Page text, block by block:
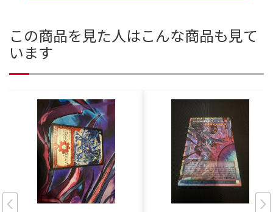
この商品を見た人はこんな商品も見て
います